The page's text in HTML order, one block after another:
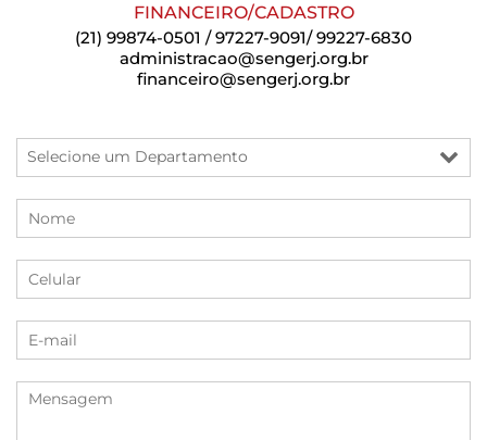
FINANCEIRO/CADASTRO
(21) 99874-0501 / 97227-9091/ 99227-6830
administracao@sengerj.org.br
financeiro@sengerj.org.br